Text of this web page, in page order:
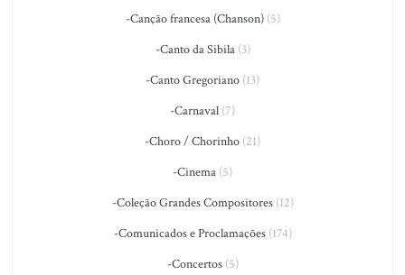
-Canção francesa (Chanson)(5)
-Canto da Sibila(3)
-Canto Gregoriano (13)
-Carnaval (7)
-Choro / Chorinho (21)
-Cinema (5)
-Coleção Grandes Compositores(12)
-Comunicados e Proclamações(174)
-Concertos(5)